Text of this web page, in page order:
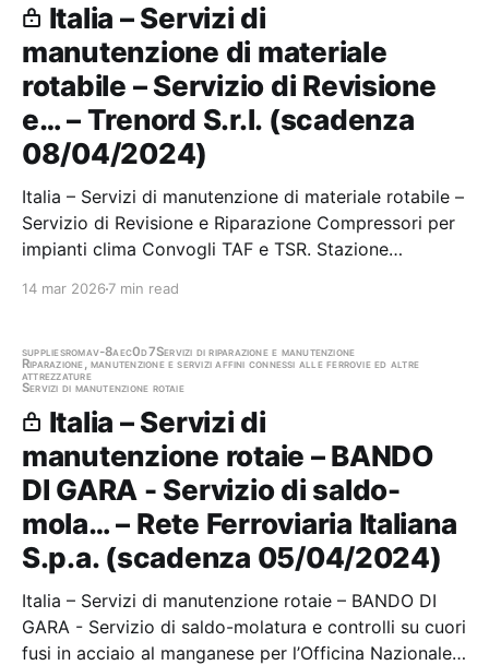
Italia – Servizi di
manutenzione di materiale
rotabile – Servizio di Revisione
e… – Trenord S.r.l. (scadenza
08/04/2024)
Italia – Servizi di manutenzione di materiale rotabile –
Servizio di Revisione e Riparazione Compressori per
impianti clima Convogli TAF e TSR. Stazione
14 mar 2026 7 min read
suppliesromav-8aec0d7Servizi di riparazione e manutenzione
Riparazione, manutenzione e servizi affini connessi alle ferrovie ed altre
attrezzature
Servizi di manutenzione rotaie
Italia – Servizi di
manutenzione rotaie – BANDO
DI GARA - Servizio di saldo-
mola… – Rete Ferroviaria Italiana
S.p.a. (scadenza 05/04/2024)
Italia – Servizi di manutenzione rotaie – BANDO DI
GARA - Servizio di saldo-molatura e controlli su cuori
fusi in acciaio al manganese per l’Officina Nazionale